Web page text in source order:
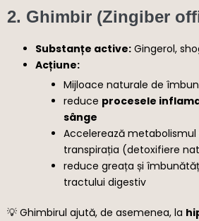
2. Ghimbir (Zingiber
Substanțe active: Gingerol,
Acțiune:
Mijloace naturale de
reduce procesele
sânge
Accelerează metabolismul
transpirația (detoxifiere
reduce greața și
tractului digestiv
💡 Ghimbirul ajută, de asemenea, la